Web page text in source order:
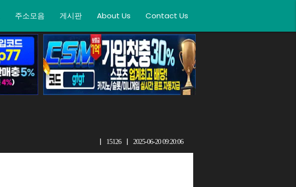
주소모음 게시판 About Us Contact Us
| 15126 | 2025-06-20 09:20:06